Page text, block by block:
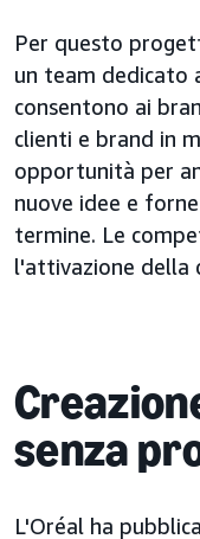
Per questo
un team dedicato
consentono ai
clienti e brand in
opportunità per
nuove idee e
termine. Le
l'attivazione della
senza
L'Oréal ha